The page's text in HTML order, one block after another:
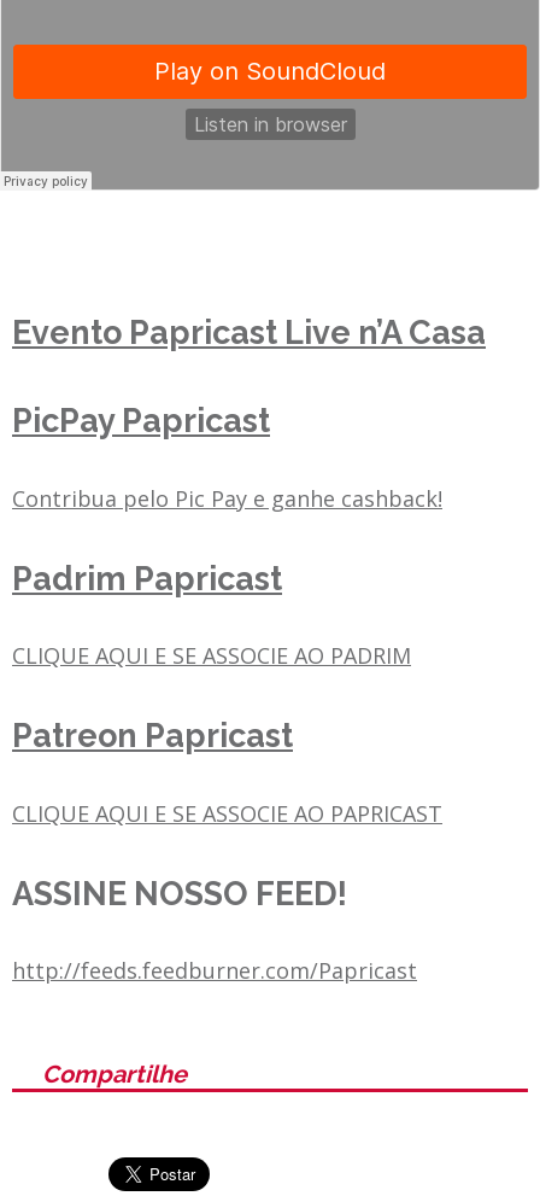
Evento Papricast Live n’A Casa
PicPay Papricast
Contribua pelo Pic Pay e ganhe cashback!
Padrim Papricast
CLIQUE AQUI E SE ASSOCIE AO PADRIM
Patreon Papricast
CLIQUE AQUI E SE ASSOCIE AO PAPRICAST
ASSINE NOSSO FEED!
http://feeds.feedburner.com/Papricast
Compartilhe